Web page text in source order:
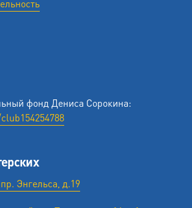
фонд Дениса Сорокина:
Энгельса, д.19